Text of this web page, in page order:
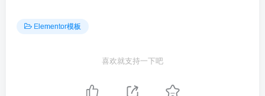
Elementor模板
喜欢就支持一下吧